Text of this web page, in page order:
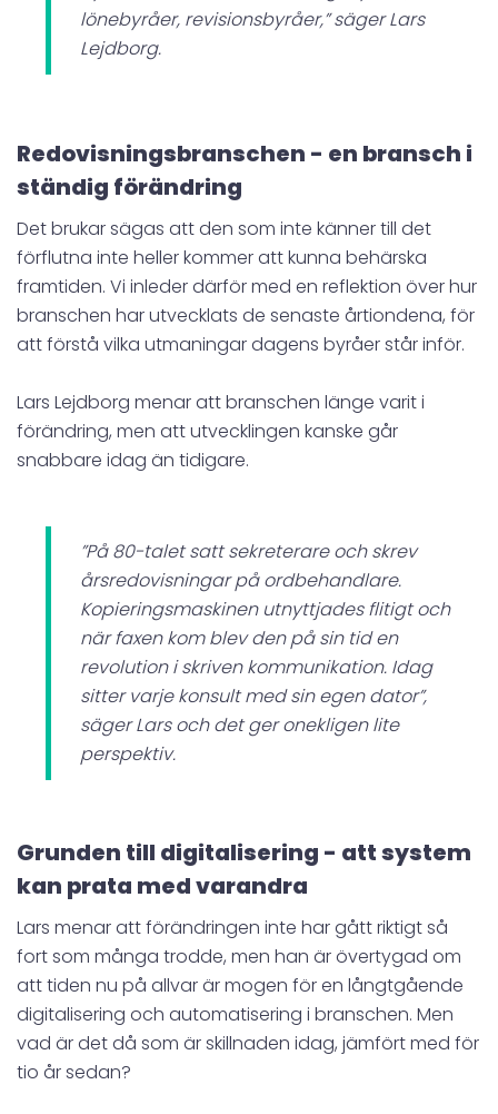
lönebyråer, revisionsbyråer,” säger Lars
Lejdborg.
Redovisningsbranschen - en bransch i
ständig förändring
Det brukar sägas att den som inte känner till det
förflutna inte heller kommer att kunna behärska
framtiden. Vi inleder därför med en reflektion över hur
branschen har utvecklats de senaste årtiondena, för
att förstå vilka utmaningar dagens byråer står inför.
Lars Lejdborg menar att branschen länge varit i
förändring, men att utvecklingen kanske går
snabbare idag än tidigare.
”På 80-talet satt sekreterare och skrev
årsredovisningar på ordbehandlare.
Kopieringsmaskinen utnyttjades flitigt och
när faxen kom blev den på sin tid en
revolution i skriven kommunikation. Idag
sitter varje konsult med sin egen dator”,
säger Lars och det ger onekligen lite
perspektiv.
Grunden till digitalisering - att system
kan prata med varandra
Lars menar att förändringen inte har gått riktigt så
fort som många trodde, men han är övertygad om
att tiden nu på allvar är mogen för en långtgående
digitalisering och automatisering i branschen. Men
vad är det då som är skillnaden idag, jämfört med för
tio år sedan?